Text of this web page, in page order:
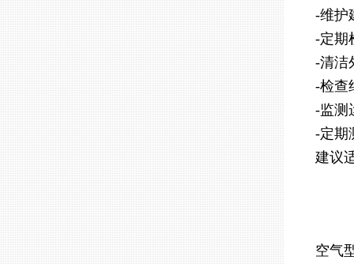
-维护
-定期
-清洁
-检查
-监测
-定期
建议
空气